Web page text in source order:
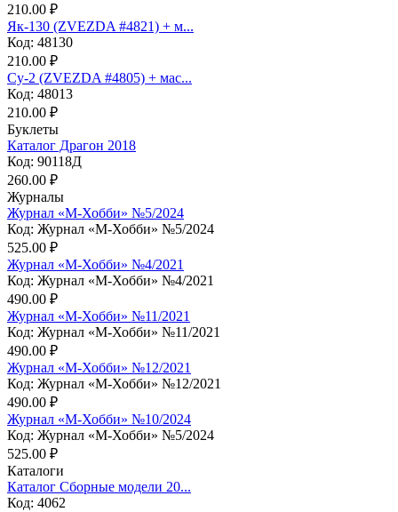
210.00 ₽
Як-130 (ZVEZDA #4821) + м...
Код: 48130
210.00 ₽
Су-2 (ZVEZDA #4805) + мас...
Код: 48013
210.00 ₽
Буклеты
Каталог Драгон 2018
Код: 90118Д
260.00 ₽
Журналы
Журнал «М-Хобби» №5/2024
Код: Журнал «М-Хобби» №5/2024
525.00 ₽
Журнал «М-Хобби» №4/2021
Код: Журнал «М-Хобби» №4/2021
490.00 ₽
Журнал «М-Хобби» №11/2021
Код: Журнал «М-Хобби» №11/2021
490.00 ₽
Журнал «М-Хобби» №12/2021
Код: Журнал «М-Хобби» №12/2021
490.00 ₽
Журнал «М-Хобби» №10/2024
Код: Журнал «М-Хобби» №5/2024
525.00 ₽
Каталоги
Каталог Сборные модели 20...
Код: 4062